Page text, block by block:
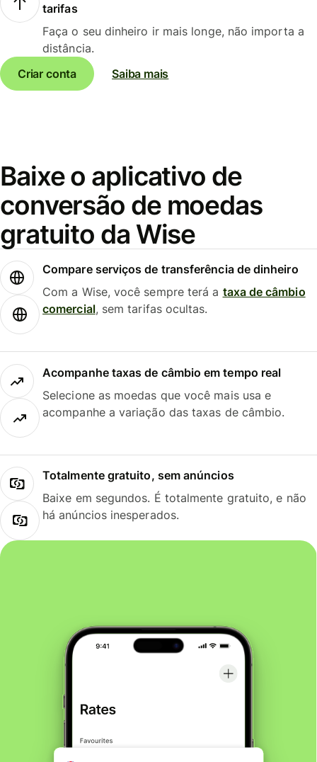
tarifas
Faça o seu dinheiro ir mais longe, não importa a
distância.
Criar conta
Saiba mais
Baixe o aplicativo de
conversão de moedas
gratuito da Wise
Compare serviços de transferência de dinheiro
Com a Wise, você sempre terá a taxa de câmbio
comercial, sem tarifas ocultas.
Acompanhe taxas de câmbio em tempo real
Selecione as moedas que você mais usa e
acompanhe a variação das taxas de câmbio.
Totalmente gratuito, sem anúncios
Baixe em segundos. É totalmente gratuito, e não
há anúncios inesperados.